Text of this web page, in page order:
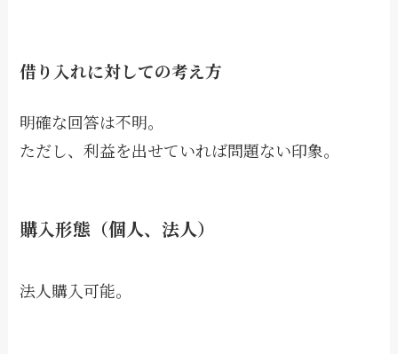
借り入れに対しての考え方
明確な回答は不明。
ただし、利益を出せていれば問題ない印象。
購入形態（個人、法人）
法人購入可能。